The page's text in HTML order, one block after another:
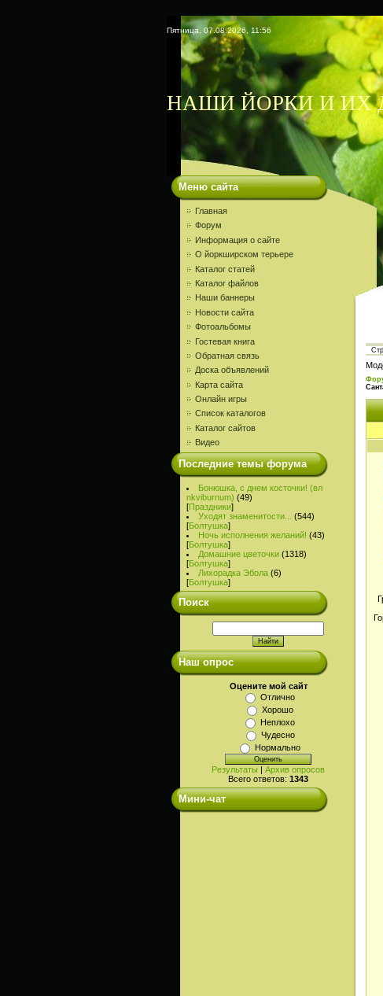
Пятница, 07.08.2026, 11:56
НАШИ ЙОРКИ И ИХ
Меню сайта
Главная
Форум
Информация о сайте
О йоркширском терьере
Каталог статей
Каталог файлов
Наши баннеры
Новости сайта
Фотоальбомы
Гостевая книга
Обратная связь
Доска объявлений
Карта сайта
Онлайн игры
Список каталогов
Каталог сайтов
Видео
Последние темы форума
Бонюшка, с днем косточки! (вл
nkviburnum) (49)
[Праздники]
Уходят знаменитости...
(544)
[Болтушка]
Ночь исполнения желаний! (43)
[Болтушка]
Домашние цветочки (1318)
[Болтушка]
Лихорадка Эбола (6)
[Болтушка]
Поиск
Наш опрос
Оцените мой сайт
Отлично
Хорошо
Неплохо
Чудесно
Нормально
Результаты | Архив опросов
Всего ответов: 1343
Мини-чат